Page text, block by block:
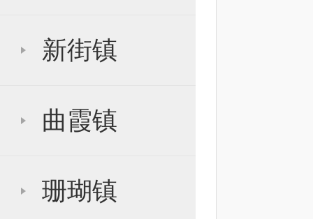
新街镇
曲霞镇
珊瑚镇